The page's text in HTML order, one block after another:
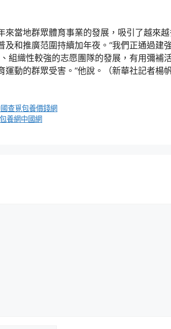
當地群眾體育事業的發展，吸引了越來越
和推廣范圍持續加年夜。“我們正通過建
組織性較強的志愿團隊的發展，有用彌補
動的群眾受害。”他說。（新華社記者楊帆
查覓包養價錢網
養網中國網